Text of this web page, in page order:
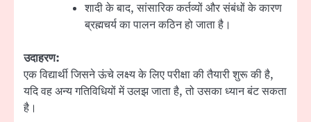
शादी के बाद, सांसारिक कर्तव्यों और संबंधों के कारण
ब्रह्मचर्य का पालन कठिन हो जाता है।
उदाहरण:
एक विद्यार्थी जिसने ऊंचे लक्ष्य के लिए परीक्षा की तैयारी शुरू की है,
यदि वह अन्य गतिविधियों में उलझ जाता है, तो उसका ध्यान बंट सकता
है।